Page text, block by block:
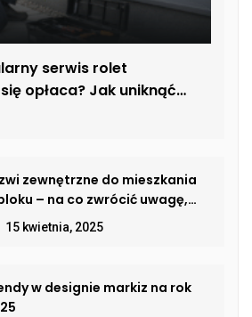
serwis rolet
opłaca? Jak uniknąć
zewnętrzne do mieszkania
– na co zwrócić uwagę,
połączyć bezpieczeństwo,
i komfort?
15 kwietnia, 2025
w designie markiz na rok